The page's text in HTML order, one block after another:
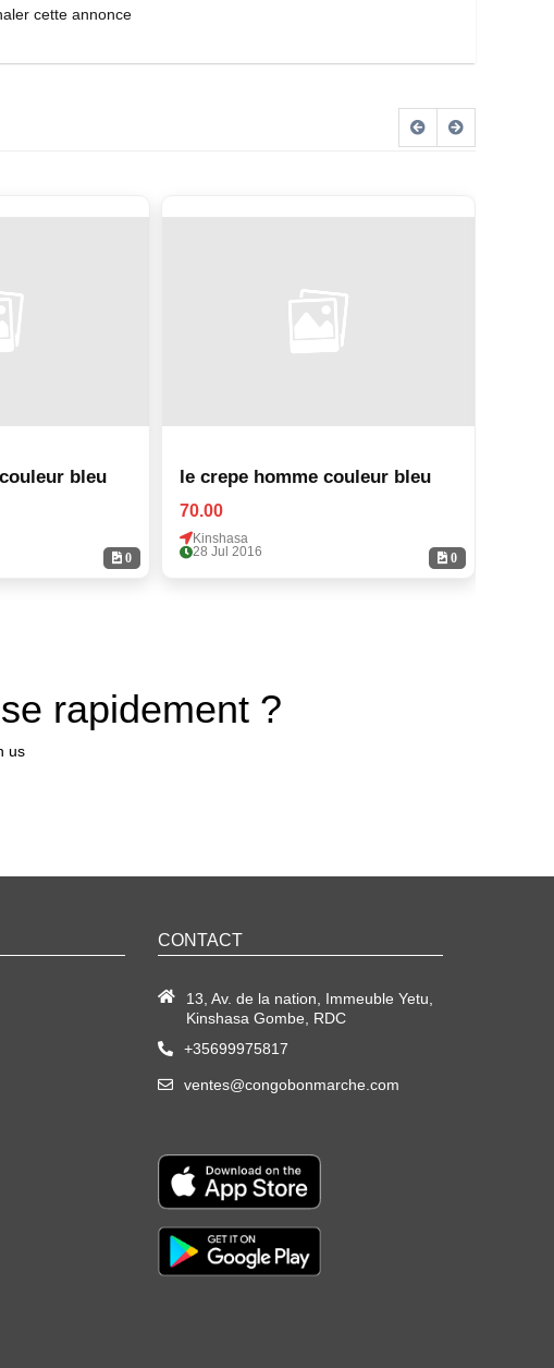
cette annonce
0
bleu
0
le crepe homme couleur bleu
70.00
Kinshasa
28 Jul 2016
rapidement ?
us
CONTACT
13, Av. de la nation, Immeuble Yetu,
Kinshasa Gombe, RDC
+35699975817
ventes@congobonmarche.com